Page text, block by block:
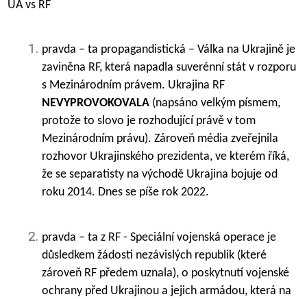
UA vs RF
pravda – ta propagandistická – Válka na Ukrajině je
zaviněna RF, která napadla suverénní stát v rozporu
s Mezinárodním právem. Ukrajina RF
NEVYPROVOKOVALA (napsáno velkým písmem,
protože to slovo je rozhodující právě v tom
Mezinárodním právu). Zároveň média zveřejnila
rozhovor Ukrajinského prezidenta, ve kterém říká,
že se separatisty na východě Ukrajina bojuje od
roku 2014. Dnes se píše rok 2022.
pravda – ta z RF - Speciální vojenská operace je
důsledkem žádosti nezávislých republik (které
zároveň RF předem uznala), o poskytnutí vojenské
ochrany před Ukrajinou a jejich armádou, která na